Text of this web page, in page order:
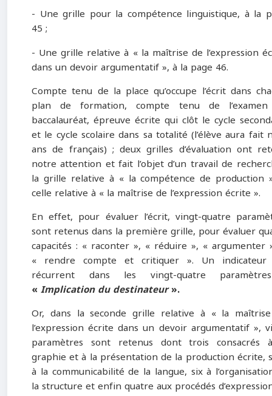
- Une grille pour la compétence linguistique, à la
45 ;
- Une grille relative à « la maîtrise de l’expression
dans un devoir argumentatif », à la page 46.
Compte tenu de la place qu’occupe l’écrit dans
plan de formation, compte tenu de
baccalauréat, épreuve écrite qui clôt le cycle
et le cycle scolaire dans sa totalité (l’élève aura fait
ans de français) ; deux grilles d’évaluation ont
notre attention et fait l’objet d’un travail de
la grille relative à « la compétence de production
celle relative à « la maîtrise de l’expression écrite ».
En effet, pour évaluer l’écrit, vingt-quatre
sont retenus dans la première grille, pour évaluer
capacités : « raconter », « réduire », « argumenter
« rendre compte et critiquer ». Un indicateur
récurrent dans les vingt-quatre
«Implication du destinateur».
Or, dans la seconde grille relative à « la
l’expression écrite dans un devoir argumentatif »,
paramètres sont retenus dont trois consacrés
graphie et à la présentation de la production écrite,
à la communicabilité de la langue, six à
la structure et enfin quatre aux procédés